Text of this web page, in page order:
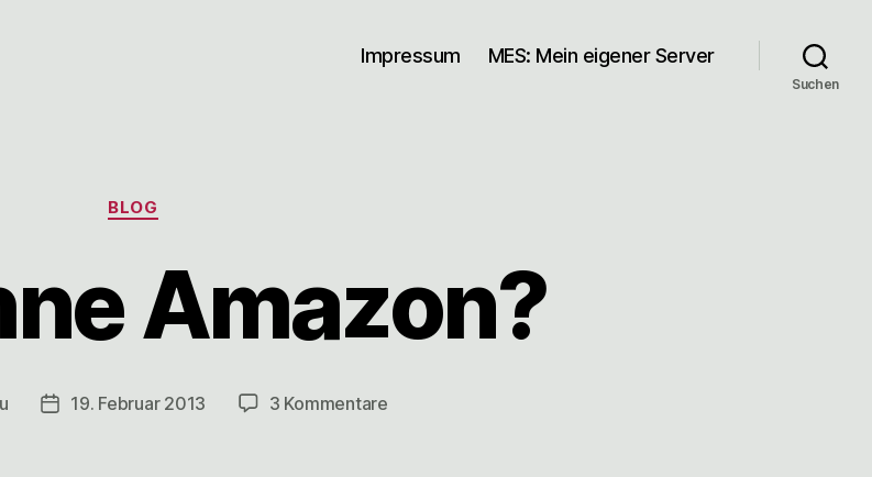
Impressum MES: Mein eigener Server
Suchen
Kategorien
BLOG
Amazon?
Veröffentlichungsdatum
19. Februar 2013 3 Kommentarezu